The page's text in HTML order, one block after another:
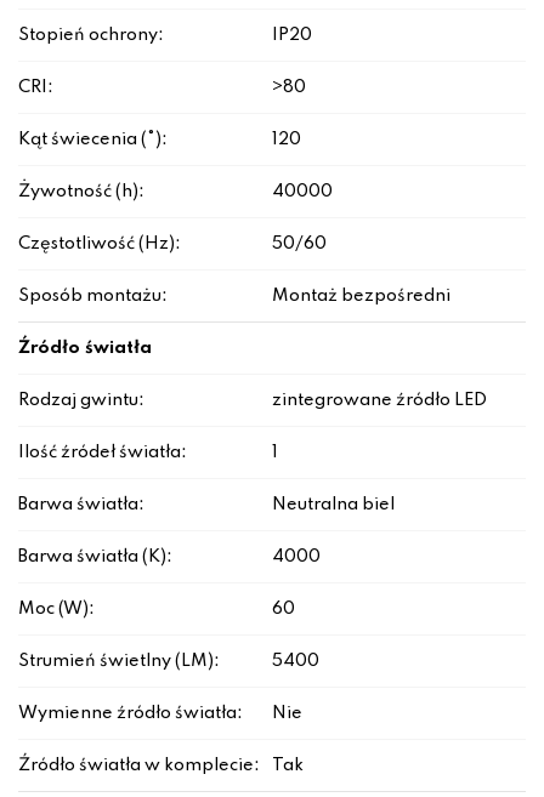
Stopień ochrony: IP20
CRI: >80
Kąt świecenia (°): 120
Żywotność (h): 40000
Częstotliwość (Hz): 50/60
Sposób montażu: Montaż bezpośredni
Źródło światła
Rodzaj gwintu: zintegrowane źródło LED
Ilość źródeł światła:
Barwa światła: Neutralna biel
Barwa światła (K): 4000
Moc (W): 60
Strumień świetlny (LM): 5400
Wymienne źródło światła: Nie
Źródło światła w komplecie: Tak